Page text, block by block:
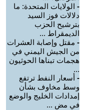
- الولايات المتحدة: ما
دلالات فوز السيد
بترشيح الحزب
الديمقراط ...
- مقتل وإصابة العشرات
من الجيش اليمني في
هجمات تبناها الحوثيون
...
- أسعار النفط ترتفع
وسط مخاوف بشأن
إمدادات الخليج والوضع
في مض ...